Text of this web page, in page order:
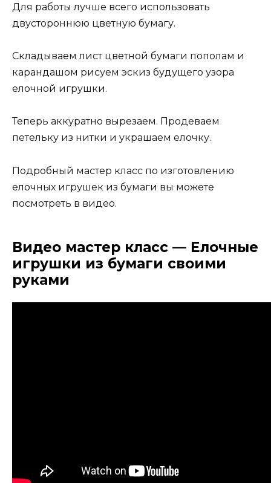
Для работы лучше всего использовать
двустороннюю цветную бумагу.
Складываем лист цветной бумаги пополам и
карандашом рисуем эскиз будущего узора
елочной игрушки.
Теперь аккуратно вырезаем. Продеваем
петельку из нитки и украшаем елочку.
Подробный мастер класс по изготовлению
елочных игрушек из бумаги вы можете
посмотреть в видео.
Видео мастер класс — Елочные
игрушки из бумаги своими
руками